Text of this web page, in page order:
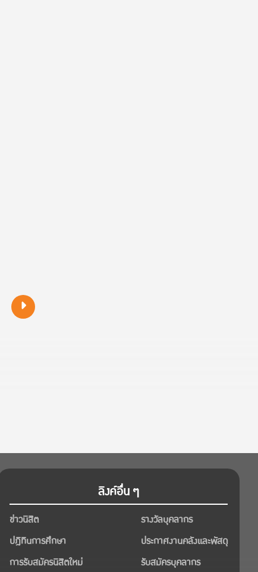
ลิงค์อื่น ๆ
ข่าวนิสิต
รางวัลบุคลากร
ปฎิทินการศึกษา
ประกาศงานคลังและพัสดุ
การรับสมัครนิสิตใหม่
รับสมัครบุคลากร